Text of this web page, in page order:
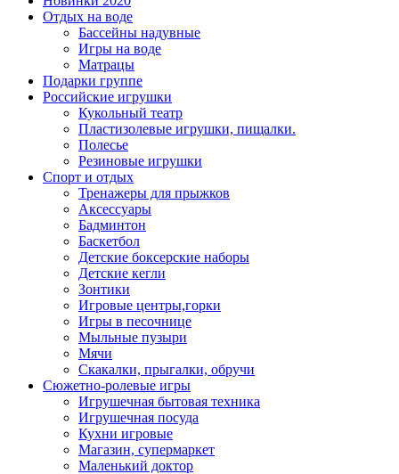
Отдых на воде
Бассейны надувные
Игры на воде
Матрацы
Подарки группе
Российские игрушки
Кукольный театр
Пластизолевые игрушки, пищалки.
Полесье
Резиновые игрушки
Спорт и отдых
Тренажеры для прыжков
Аксессуары
Бадминтон
Баскетбол
Детские боксерские наборы
Детские кегли
Зонтики
Игровые центры,горки
Игры в песочнице
Мыльные пузыри
Мячи
Скакалки, прыгалки, обручи
Сюжетно-ролевые игры
Игрушечная бытовая техника
Игрушечная посуда
Кухни игровые
Магазин, супермаркет
Маленький доктор